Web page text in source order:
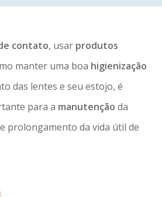
contato, usar produtos
manter uma boa higienização
das lentes e seu estojo, é
para a manutenção da
prolongamento da vida útil de